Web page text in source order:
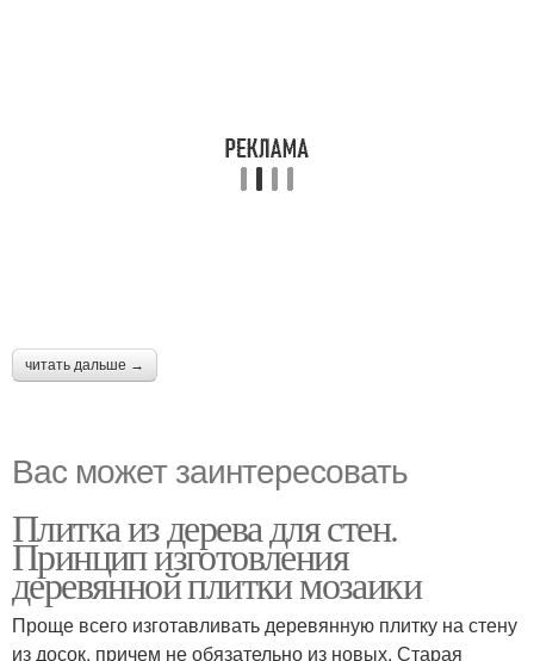
читать дальше →
Вас может заинтересовать
Плитка из дерева для стен.
Принцип изготовления
деревянной плитки мозаики
Проще всего изготавливать деревянную плитку на стену
из досок, причем не обязательно из новых. Старая